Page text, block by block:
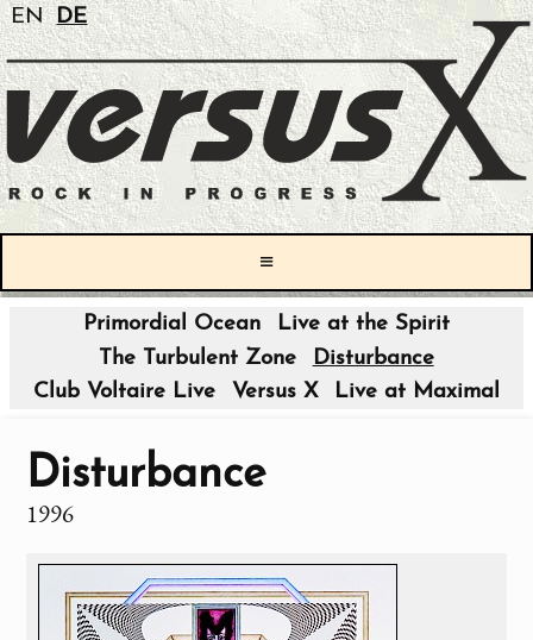
EN DE
≡
Primordial Ocean
Live at the Spirit
The Turbulent Zone
Disturbance
Club Voltaire Live
Versus X Live at Maximal
Disturbance
1996